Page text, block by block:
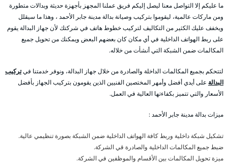
ما عليكم إلا التواصل معنا ليصل إليكم فريق عملنا المجهز بأجهزة حديثة وبدالات متطورة
ومن ماركات عالمية، ليقوموا بتركيب وصيانة بدالة مدينة جابر الأحمد ، وهذا ما سيقلل
ويخفف عليك الكثير من التكاليف لتركيب خطوط هاتف في شركتك لأن جهاز البدالة يقوم
على ربط الهواتف الداخلية في أي مكان كان بعضهم البعض ويمكنك من تحويل جميع
المكالمات ضمن الشبكة التي أنشأت من خلاله.
لتتحكم بجميع المكالمات الداخلة والصادرة من خلال جهاز البدالة، ونوفر خدمتنا فيتركيب
البدالة على أيدي أفضل وأمهر المختصين الفنيين الذين يقومون بتركيب الجهاز بأفضل
الأسعار والتي تتميز بكفاءتها العالية في العمل.
ميزات بدالة مدينة جابر الأحمد :
تشكيل شبكة داخلية وربط كافة الهواتف الداخلية ضمن الشبكة بصورة تنظيمي عالية.
ضبط جميع المكالمات الداخلية والصادرة قي الشركة.
ميزة تحويل المكالمات بين الأقسام والموظفين في الشركة.